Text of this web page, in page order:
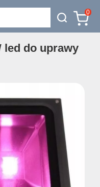
0
led do uprawy